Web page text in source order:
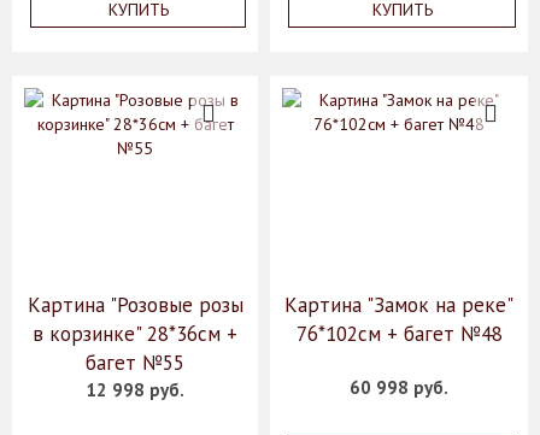
КУПИТЬ КУПИТЬ
Картина "Розовые розы
в корзинке" 28*36см +
багет №55
12 998 руб.
Картина "Замок на реке"
76*102см + багет №48
60 998 руб.